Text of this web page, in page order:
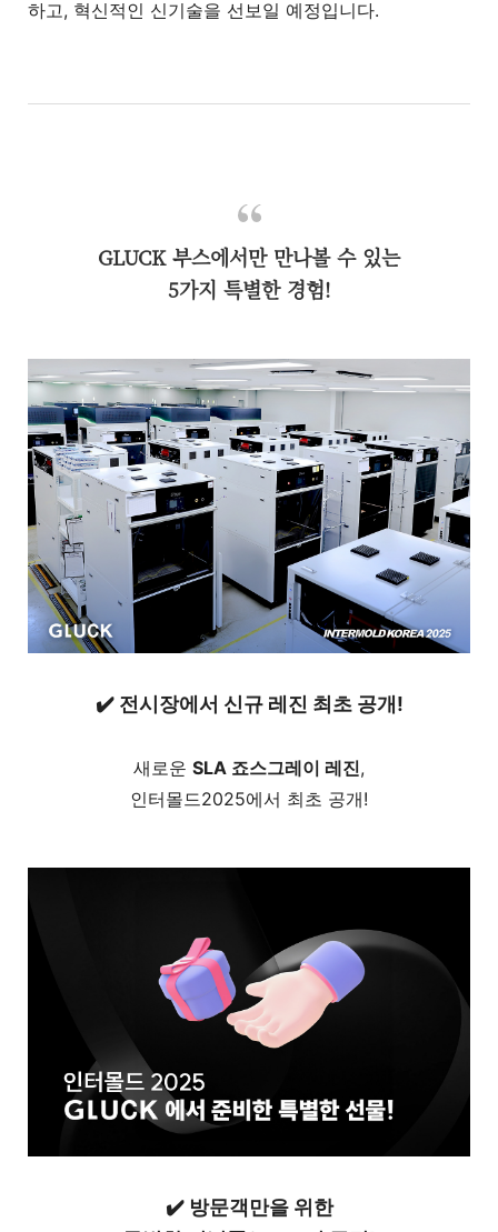
하고, 혁신적인 신기술을 선보일 예정입니다.
GLUCK 부스에서만 만나볼 수 있는
5가지 특별한 경험!
✔️전시장에서 신규 레진 최초 공개!
새로운 SLA 죠스그레이 레진,
인터몰드2025에서 최초 공개!
✔️방문객만을 위한